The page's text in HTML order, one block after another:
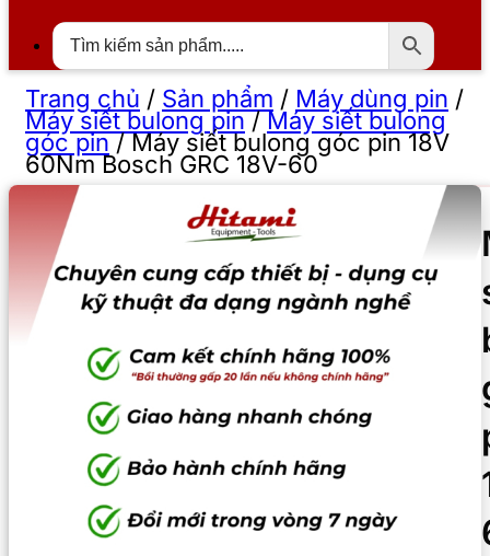
Trang chủ / Sản phẩm / Máy dùng pin /
Máy siết bulong pin/Máy siết bulong
góc pin/Máy siết bulong góc pin 18V
60Nm Bosch GRC 18V-60